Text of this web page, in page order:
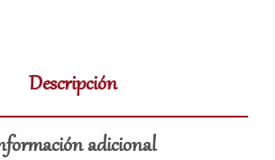
Descripción
adicional